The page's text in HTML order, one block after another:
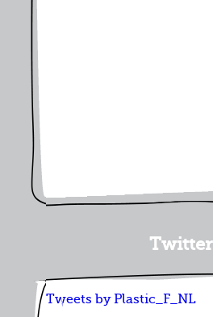
Twitter
Tweets by Plastic_F_NL